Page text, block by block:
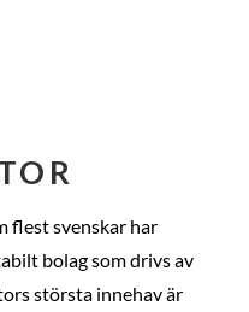
flest svenskar har
bolag som drivs av
största innehav är